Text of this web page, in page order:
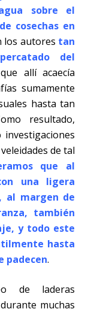
sobre el
cosechas en
los autores tan
del
allí acaecía
sumamente
hasta tan
resultado,
de tal
que al
una ligera
al margen de
también
y todo este
hasta
padecen.
de laderas
muchas